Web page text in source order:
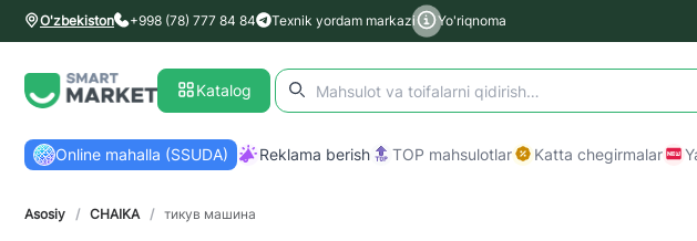
O'zbekiston +998 (78) 777 84 84 Texnik yordam markazi Yo'riqnoma
Katalog
Online mahalla (SSUDA) Reklama berish TOP mahsulotlar Katta chegirmalar
Asosiy / CHAIKA / тикув машина